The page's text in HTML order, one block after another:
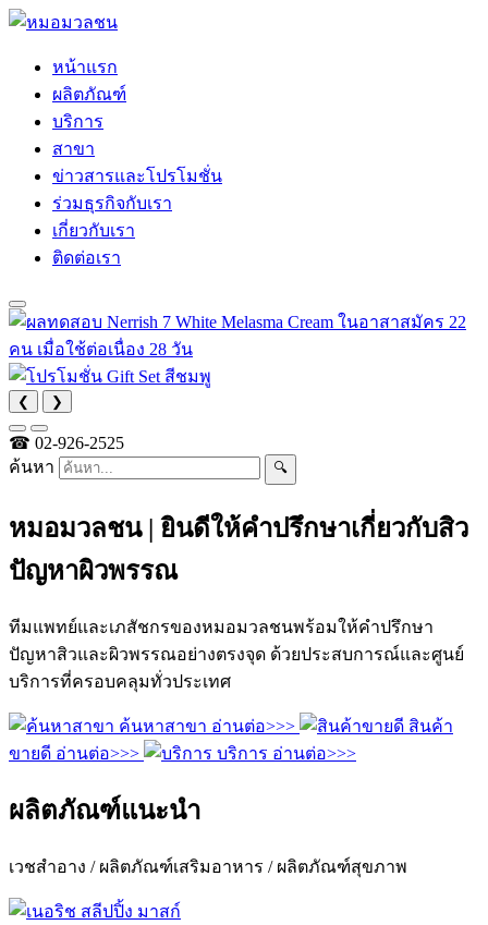
หน้าแรก
ผลิตภัณฑ์
บริการ
สาขา
ข่าวสารและโปรโมชั่น
ร่วมธุรกิจกับเรา
เกี่ยวกับเรา
ติดต่อเรา
❮ ❯
☎ 02-926-2525
ค้นหา
🔍
หมอมวลชน | ยินดีให้คำปรึกษาเกี่ยวกับสิว
ปัญหาผิวพรรณ
ทีมแพทย์และเภสัชกรของหมอมวลชนพร้อมให้คำปรึกษา
ปัญหาสิวและผิวพรรณอย่างตรงจุด ด้วยประสบการณ์และศูนย์
บริการที่ครอบคลุมทั่วประเทศ
ค้นหาสาขา อ่านต่อ>>>
สินค้า
ขายดี อ่านต่อ>>> บริการ อ่านต่อ>>>
ผลิตภัณฑ์แนะนำ
เวชสำอาง / ผลิตภัณฑ์เสริมอาหาร / ผลิตภัณฑ์สุขภาพ